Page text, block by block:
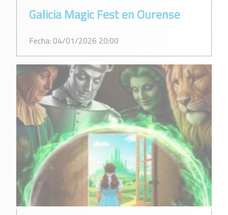
Galicia Magic Fest en Ourense
Fecha: 04/01/2026 20:00